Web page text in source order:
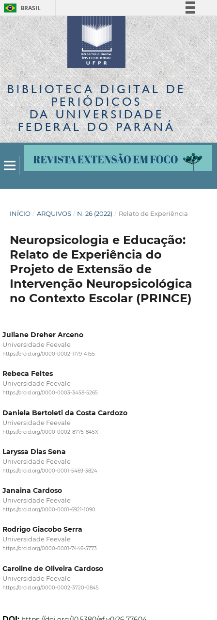
BRASIL
Simplifique!
Comunica BR
Participe
Acesso à informação
Legislação
Canais
BIBLIOTECA DIGITALDE
PERIÓDICOS
DA UNIVERSIDADE
FEDERAL DO PARANÁ
INÍCIO / ARQUIVOS / N. 26 (2022) / Relato de Experiência
Neuropsicologia e Educação:
Relato de Experiência do
Projeto de Extensão de
Intervenção Neuropsicológica
no Contexto Escolar (PRINCE)
Juliane Dreher Arceno
Universidade Feevale
https://orcid.org/0000-0002-1179-4155
Rebeca Feltes
Universidade Feevale
https://orcid.org/0000-0003-3458-5265
Daniela Bertoleti da Costa Cardozo
Universidade Feevale
https://orcid.org/0000-0002-8775-845X
Laryssa Dias Sena
Universidade Feevale
https://orcid.org/0000-0001-5469-3824
Janaina Cardoso
Universidade Feevale
https://orcid.org/0000-0001-6921-1090
Rodrigo Giacobo Serra
Universidade Feevale
https://orcid.org/0000-0001-7446-5773
Caroline de Oliveira Cardoso
Universidade Feevale
https://orcid.org/0000-0002-3720-0845